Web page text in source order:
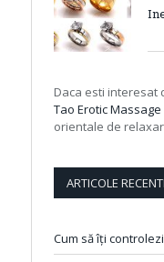
Daca esti interesat
Tao Erotic
orientale de
ARTICOLE
Cum să îți